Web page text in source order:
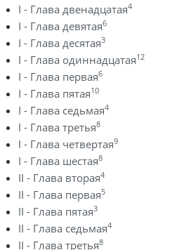
I - Глава двенадцатая4
I - Глава девятая6
I - Глава десятая3
I - Глава одиннадцатая12
I - Глава первая6
I - Глава пятая10
I - Глава седьмая4
I - Глава третья8
I - Глава четвертая9
I - Глава шестая8
II - Глава вторая4
II - Глава первая5
II - Глава пятая3
II - Глава седьмая4
II - Глава третья8